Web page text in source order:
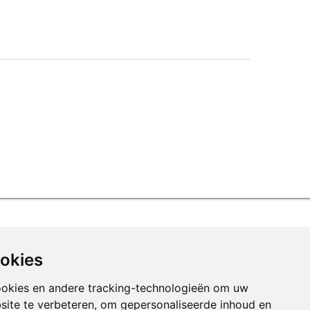
en andere tracking-technologieën om uw
te verbeteren, om gepersonaliseerde inhoud en